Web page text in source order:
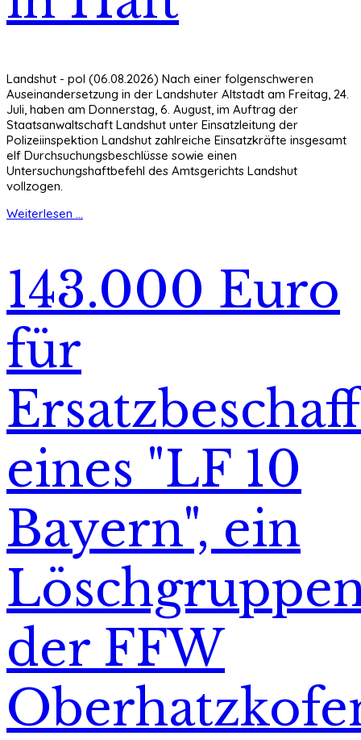
Landshut - pol (06.08.2026) Nach einer folgenschweren
Auseinandersetzung in der Landshuter Altstadt am Freitag, 24.
Juli, haben am Donnerstag, 6. August, im Auftrag der
Staatsanwaltschaft Landshut unter Einsatzleitung der
Polizeiinspektion Landshut zahlreiche Einsatzkräfte insgesamt
elf Durchsuchungsbeschlüsse sowie einen
Untersuchungshaftbefehl des Amtsgerichts Landshut
vollzogen.
Weiterlesen ...
143.000 Euro
für
eines "LF 10
Bayern", ein
der FFW